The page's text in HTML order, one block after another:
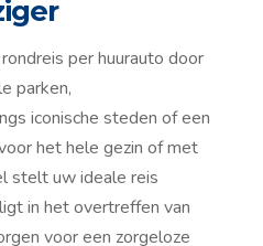
per huurauto door
parken,
iconische steden of een
het hele gezin of met
stelt uw ideale reis
in het overtreffen van
voor een zorgeloze